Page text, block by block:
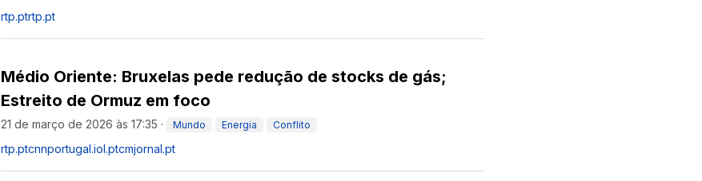
rtp.ptrtp.pt
Médio Oriente: Bruxelas pede redução de stocks de gás;
Estreito de Ormuz em foco
21 de março de 2026 às 17:35 · Mundo Energia Conflito
rtp.ptcnnportugal.iol.ptcmjornal.pt